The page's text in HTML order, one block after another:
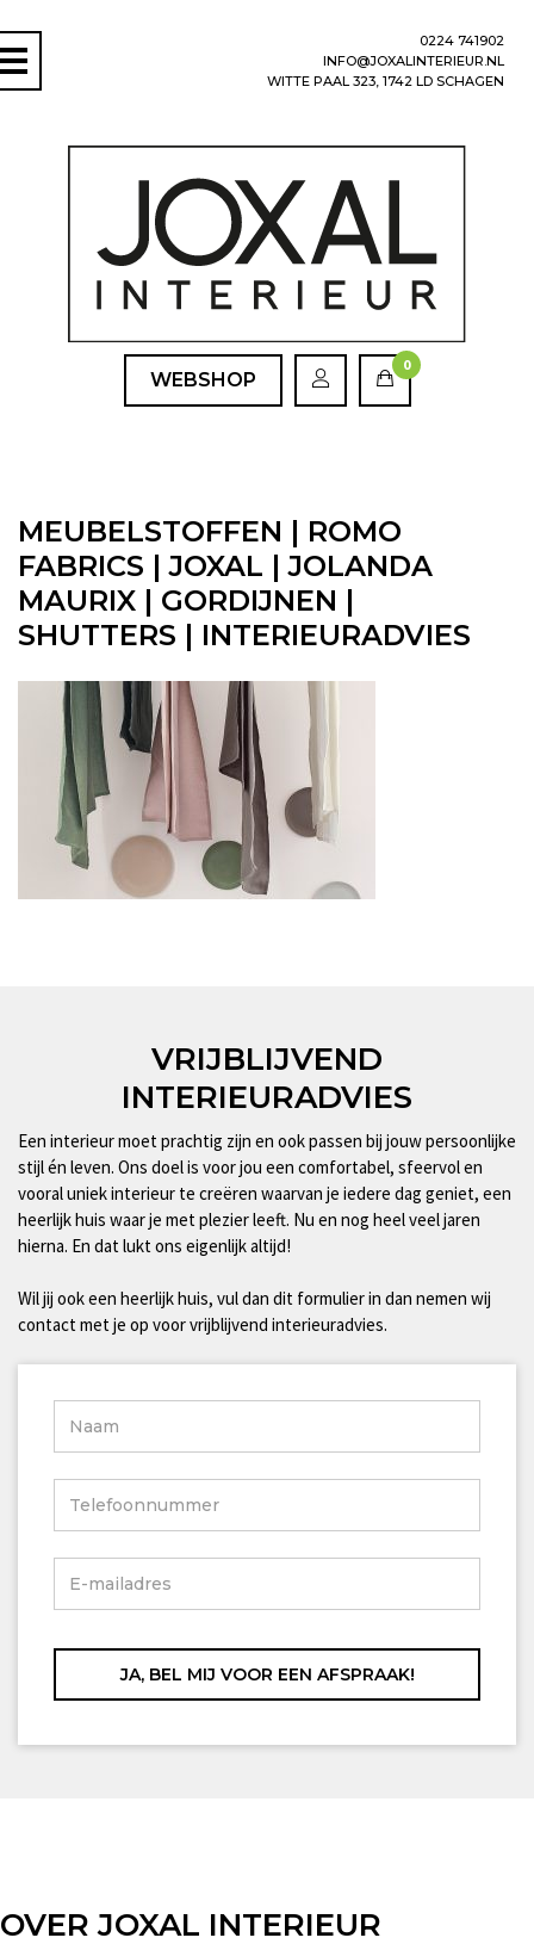
0224 741902
INFO@JOXALINTERIEUR.NL
WITTE PAAL 323, 1742 LD SCHAGEN
WEBSHOP
0
MEUBELSTOFFEN | ROMO
FABRICS | JOXAL | JOLANDA
MAURIX | GORDIJNEN |
SHUTTERS | INTERIEURADVIES
VRIJBLIJVEND
INTERIEURADVIES
Een interieur moet prachtig zijn en ook passen bij jouw persoonlijke
stijl én leven. Ons doel is voor jou een comfortabel, sfeervol en
vooral uniek interieur te creëren waarvan je iedere dag geniet, een
heerlijk huis waar je met plezier leeft. Nu en nog heel veel jaren
hierna. En dat lukt ons eigenlijk altijd!
Wil jij ook een heerlijk huis, vul dan dit formulier in dan nemen wij
contact met je op voor vrijblijvend interieuradvies.
OVER JOXAL INTERIEUR